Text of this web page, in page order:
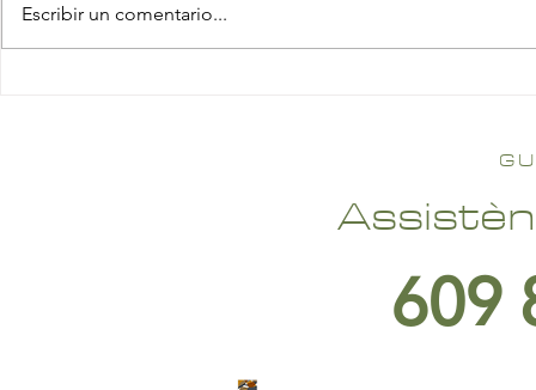
Escribir un comentario...
609